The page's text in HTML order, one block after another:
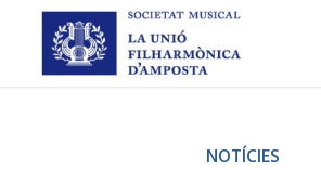
NOTÍCIES